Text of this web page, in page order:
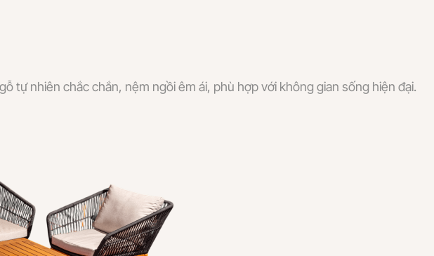
tự nhiên chắc chắn, nệm ngồi êm ái, phù hợp với không gian sống hiện đại.